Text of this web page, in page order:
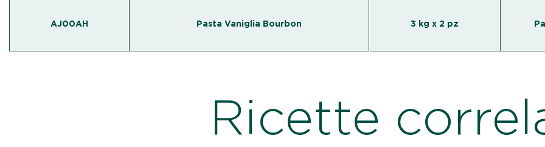
AJ00AH Pasta Vaniglia Bourbon 3 kg x 2 pz
Ricette